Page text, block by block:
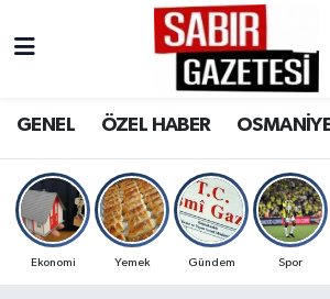
GENEL ÖZEL HABER
Ekonomi Yemek Gündem Spor
OSMANİYE
MAGAZİN
Osmaniye Nöbetçi Eczaneler
Osmaniye Trafik Yoğunluk
Süper Lig Puan Durumu ve